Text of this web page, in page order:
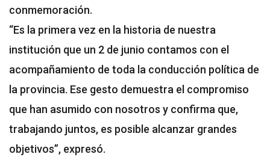
conmemoración.
“Es la primera vez en la historia de nuestra
institución que un 2 de junio contamos con el
acompañamiento de toda la conducción política de
la provincia. Ese gesto demuestra el compromiso
que han asumido con nosotros y confirma que,
trabajando juntos, es posible alcanzar grandes
objetivos”, expresó.